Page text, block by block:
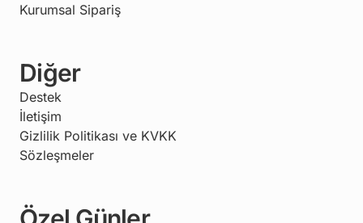
Kurumsal Sipariş
Diğer
Destek
İletişim
Gizlilik Politikası ve KVKK
Sözleşmeler